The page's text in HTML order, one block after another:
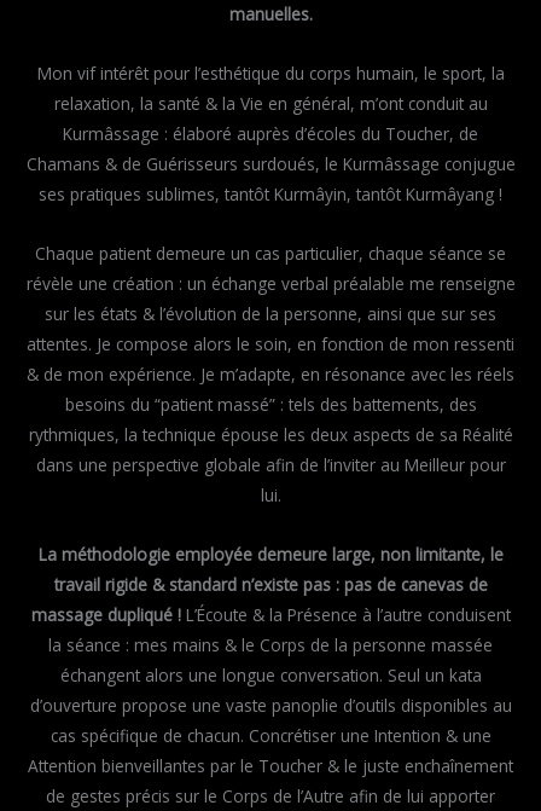
manuelles.
Mon vif intérêt pour l’esthétique du corps humain, le sport, la
relaxation, la santé & la Vie en général, m’ont conduit au
Kurmâssage : élaboré auprès d’écoles du Toucher, de
Chamans & de Guérisseurs surdoués, le Kurmâssage conjugue
ses pratiques sublimes, tantôt Kurmâyin, tantôt Kurmâyang !
Chaque patient demeure un cas particulier, chaque séance se
révèle une création : un échange verbal préalable me renseigne
sur les états & l’évolution de la personne, ainsi que sur ses
attentes. Je compose alors le soin, en fonction de mon ressenti
& de mon expérience. Je m’adapte, en résonance avec les réels
besoins du “patient massé” : tels des battements, des
rythmiques, la technique épouse les deux aspects de sa Réalité
dans une perspective globale afin de l’inviter au Meilleur pour
lui.
La méthodologie employée demeure large, non limitante, le
travail rigide & standard n’existe pas : pas de canevas de
massage dupliqué !L’Écoute & la Présence à l’autre conduisent
la séance : mes mains & le Corps de la personne massée
échangent alors une longue conversation. Seul un kata
d’ouverture propose une vaste panoplie d’outils disponibles au
cas spécifique de chacun. Concrétiser une Intention & une
Attention bienveillantes par le Toucher & le juste enchaînement
de gestes précis sur le Corps de l’Autre afin de lui apporter